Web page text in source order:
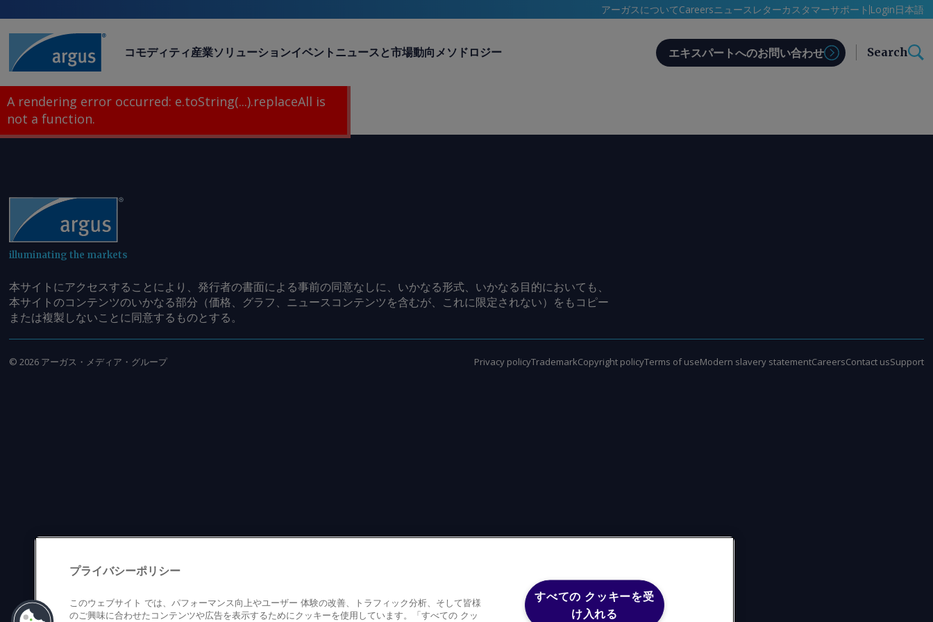
アーガスについてCareersニュースレターカスタマーサポート Login日本語
コモディティ産業ソリューションイベント ニュースと市場動向メソドロジー エキスパートへのお問い合わせ Search
A rendering error occurred: e.toString(...).replaceAll is
not a function.
illuminating the markets
本サイトにアクセスすることにより、発行者の書面による事前の同意なしに、いかなる形式、いかなる目的においても、
本サイトのコンテンツのいかなる部分（価格、グラフ、ニュースコンテンツを含むが、これに限定されない）をもコピー
または複製しないことに同意するものとする。
© 2026 アーガス・メディア・グループ Privacy policyTrademarkCopyright policyTerms of useModern slavery statementCareersContact usSupport
プライバシーポリシー
このウェブサイト では、パフォーマンス向上やユーザー 体験の改善、トラフィック分析、そして皆様
のご興味に合わせたコンテンツや広告を表示するためにクッキーを使用しています。「すべての クッ
すべての クッキーを受
け入れる